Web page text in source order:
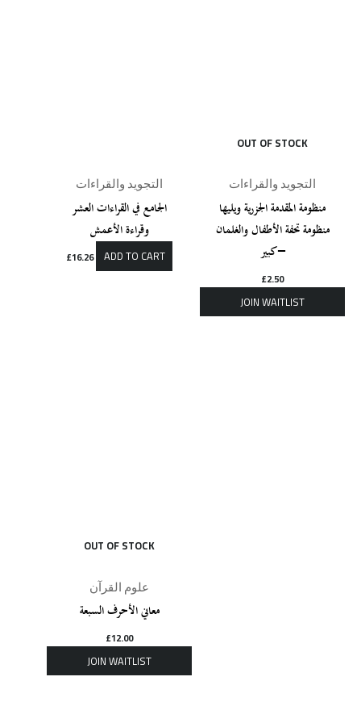
التجويد والقراءات
الجامع في القراءات العشر
وقراءة الأعمش
£16.26 ADD TO CART
OUT OF STOCK
التجويد والقراءات
منظومة المقدمة الجزرية ويليها
منظومة تحفة الأطفال والغلمان
– كبير
£2.50
OUT OF STOCK
علوم القرآن
معاني الأحرف السبعة
£12.00